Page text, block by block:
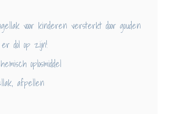
voor kinderen versterkt door gouden
dol op zijn!
oplosmiddel
afpellen